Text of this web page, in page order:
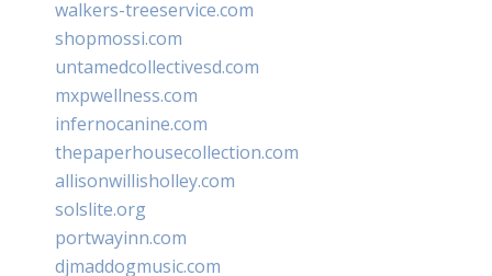
walkers-treeservice.com
shopmossi.com
untamedcollectivesd.com
mxpwellness.com
infernocanine.com
thepaperhousecollection.com
allisonwillisholley.com
solslite.org
portwayinn.com
djmaddogmusic.com